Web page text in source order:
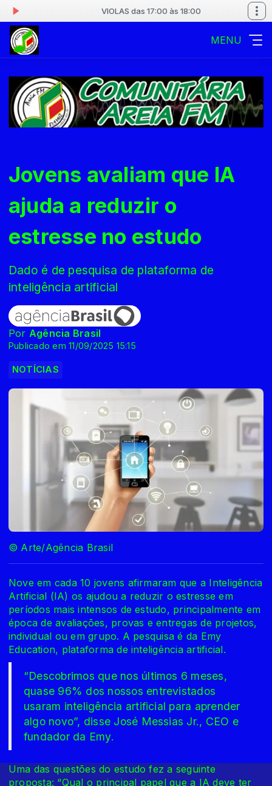
VIOLAS das 17:00 às 18:00
MENU
Jovens avaliam que IA
ajuda a reduzir o
estresse no estudo
Dado é de pesquisa de plataforma de
inteligência artificial
Por Agência Brasil
Publicado em 11/09/2025 15:15
NOTÍCIAS
© Arte/Agência Brasil
Nove em cada 10 jovens afirmaram que a Inteligência
Artificial (IA) os ajudou a reduzir o estresse em
períodos mais intensos de estudo, principalmente em
época de avaliações, provas e entregas de projetos,
individual ou em grupo. A pesquisa é da Emy
Education, plataforma de inteligência artificial.
“Descobrimos que nos últimos 6 meses,
quase 96% dos nossos entrevistados
usaram inteligência artificial para aprender
algo novo”, disse José Messias Jr., CEO e
fundador da Emy.
Uma das questões do estudo fez a seguinte
proposta: “Qual o principal papel que a IA deve ter